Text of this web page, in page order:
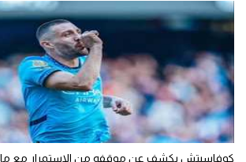
كوفاسيتش يكشف عن موقفه من الاستمرار مع